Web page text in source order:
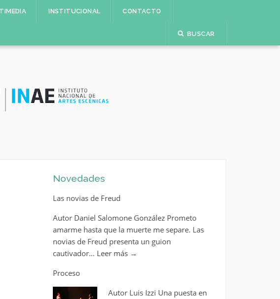
INSTITUCIONAL CONTACTO
BUSCAR
Novedades
Las novias de Freud
Autor Daniel Salomone González Prometo
amarme hasta que la muerte me separe. Las
novias de Freud presenta un guion
cautivador… Leer más →
Proceso
Autor Luis Izzi Una puesta en